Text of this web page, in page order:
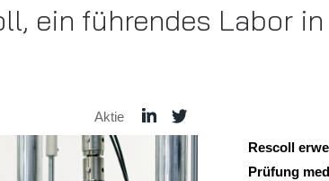
ein führendes Labor in
Aktie
Rescoll
Prüfung